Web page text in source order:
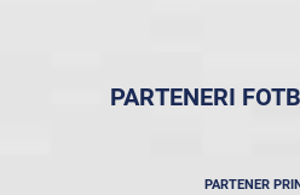
PARTENERI
PARTENER